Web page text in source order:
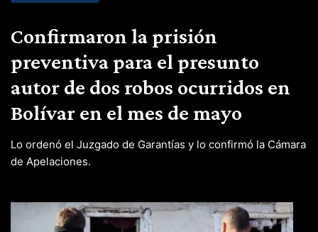
Confirmaron la prisión
preventiva para el presunto
autor de dos robos ocurridos en
Bolívar en el mes de mayo
Lo ordenó el Juzgado de Garantías y lo confirmó la Cámara
de Apelaciones.